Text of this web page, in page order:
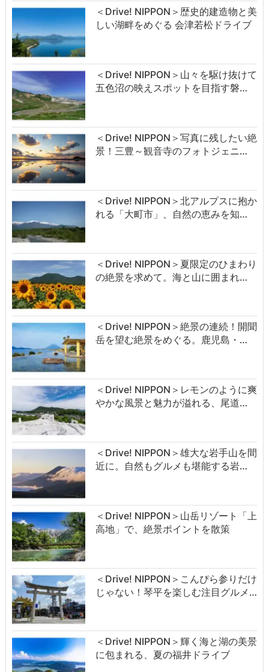
＜Drive! NIPPON＞歴史的建造物と美
しい湖畔をめぐる 会津若松ドライブ
＜Drive! NIPPON＞山々を駆け抜けて
五色沼の映えスポットを目指す磐…
＜Drive! NIPPON＞写真に残したい絶
景！三豊～観音寺のフォトジェニ…
＜Drive! NIPPON＞北アルプスに抱か
れる「大町市」、自然の恵みを知…
＜Drive! NIPPON＞夏限定のひまわり
の絶景を求めて。海と山に囲まれ…
＜Drive! NIPPON＞絶景の連続！開聞
岳を望む絶景をめぐる。鹿児島・…
＜Drive! NIPPON＞レモンのように爽
やかな風景と魅力が溢れる、尾道…
＜Drive! NIPPON＞雄大な岩手山を間
近に。自然もグルメも堪能する岩…
＜Drive! NIPPON＞山岳リゾート「上
高地」で、絶景ポイントを散策
＜Drive! NIPPON＞こんぴら参りだけ
じゃない！琴平を楽しむ注目グルメ…
＜Drive! NIPPON＞輝く海と湖の美景
に包まれる、夏の福井ドライブ